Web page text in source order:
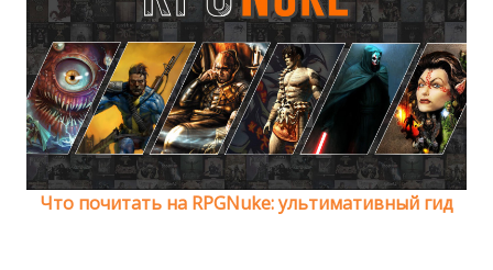
Что почитать на RPGNuke: ультимативный гид